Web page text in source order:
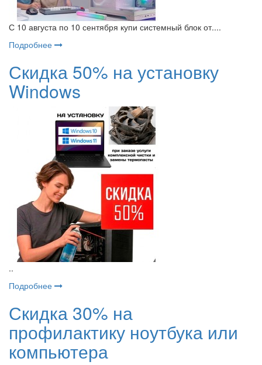
С 10 августа по 10 сентября купи системный блок от....
Подробнее
Скидка 50% на установку
Windows
..
Подробнее
Скидка 30% на
профилактику ноутбука или
компьютера